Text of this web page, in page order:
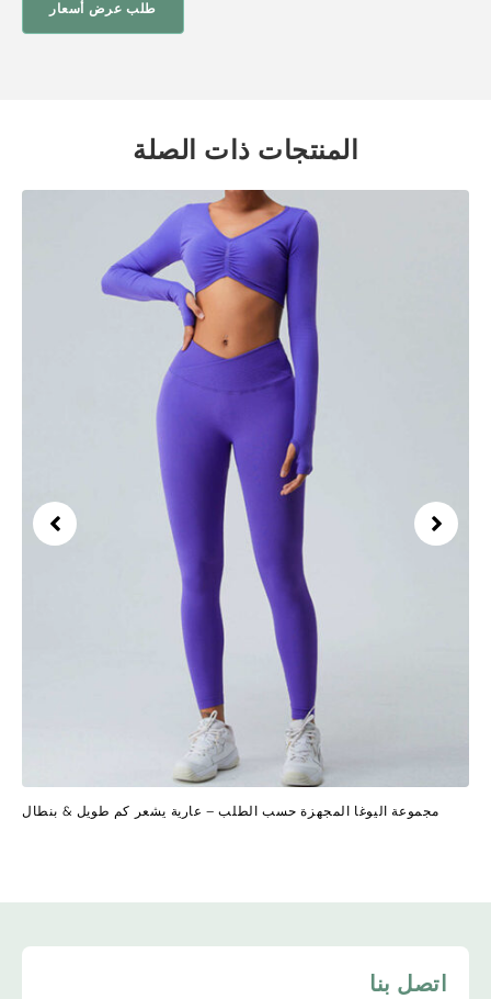
طلب عرض أسعار
المنتجات ذات الصلة
مجموعة اليوغا المجهزة حسب الطلب – عارية يشعر كم طويل & بنطال
اتصل بنا